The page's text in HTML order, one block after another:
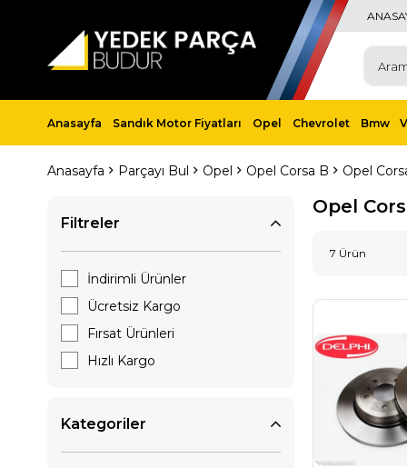
Anasayfa Sandık Motor Fiyatları Opel Chevrolet Bmw
Anasayfa Parçayı Bul Opel Opel Corsa B Opel
Filtreler
İndirimli Ürünler
Ücretsiz Kargo
Fırsat Ürünleri
Hızlı Kargo
Kategoriler
Opel
7 Ürün